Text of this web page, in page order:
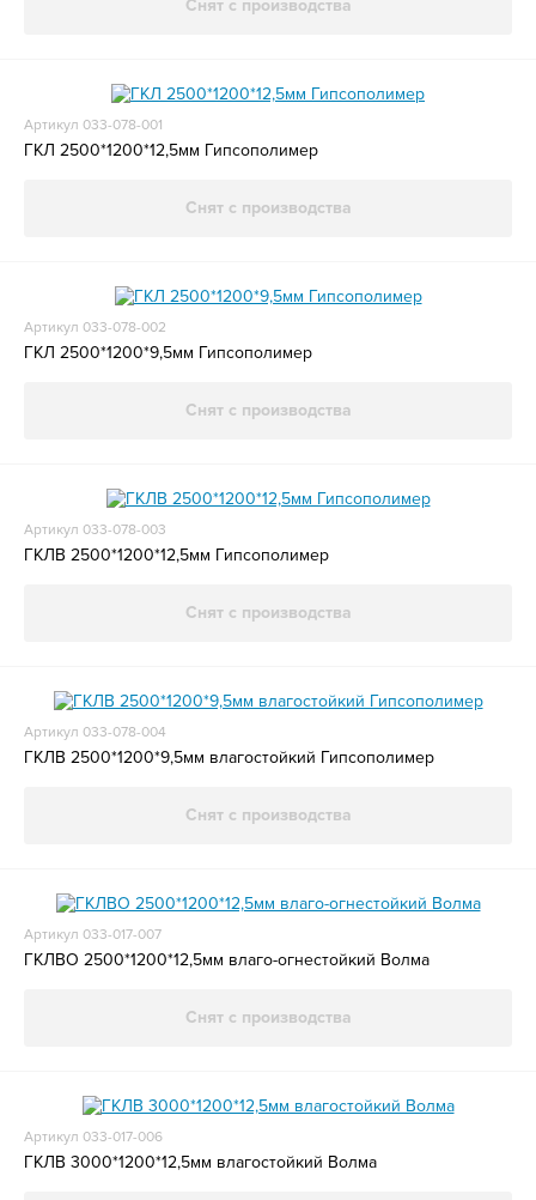
Снят с производства
Артикул 033-078-001
ГКЛ 2500*1200*12,5мм Гипсополимер
Снят с производства
Артикул 033-078-002
ГКЛ 2500*1200*9,5мм Гипсополимер
Снят с производства
Артикул 033-078-003
ГКЛВ 2500*1200*12,5мм Гипсополимер
Снят с производства
Артикул 033-078-004
ГКЛВ 2500*1200*9,5мм влагостойкий Гипсополимер
Снят с производства
Артикул 033-017-007
ГКЛВО 2500*1200*12,5мм влаго-огнестойкий Волма
Снят с производства
Артикул 033-017-006
ГКЛВ 3000*1200*12,5мм влагостойкий Волма